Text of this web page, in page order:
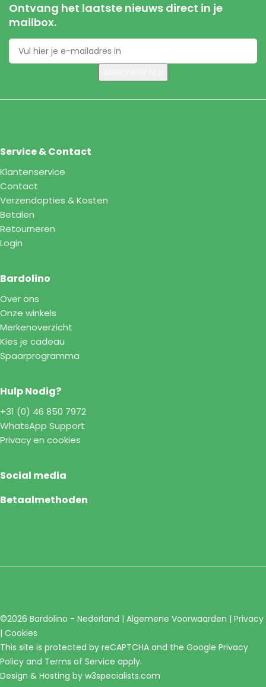
Ontvang het laatste nieuws direct in je
mailbox.
Service & Contact
Klantenservice
Contact
Verzendopties & Kosten
Betalen
Retourneren
Login
Bardolino
Over ons
Onze winkels
Merkenoverzicht
Kies je cadeau
Spaarprogramma
Hulp Nodig?
+31 (0) 46 850 7972
WhatsApp Support
Privacy en cookies
Social media
Betaalmethoden
©2026 Bardolino - Nederland | Algemene Voorwaarden | Privacy
| Cookies
This site is protected by reCAPTCHA and the Google Privacy
Policy and Terms of Service apply.
Design & Hosting by w3specialists.com